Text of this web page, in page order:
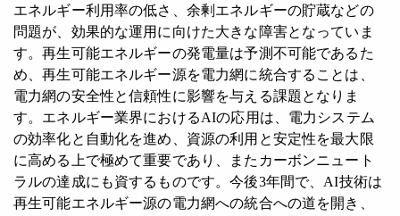
エネルギー利用率の低さ、余剰エネルギーの貯蔵などの
問題が、効果的な運用に向けた大きな障害となっていま
す。再生可能エネルギーの発電量は予測不可能であるた
め、再生可能エネルギー源を電力網に統合することは、
電力網の安全性と信頼性に影響を与える課題となりま
す。エネルギー業界におけるAIの応用は、電力システム
の効率化と自動化を進め、資源の利用と安定性を最大限
に高める上で極めて重要であり、またカーボンニュート
ラルの達成にも資するものです。今後3年間で、AI技術は
再生可能エネルギー源の電力網への統合への道を開き、